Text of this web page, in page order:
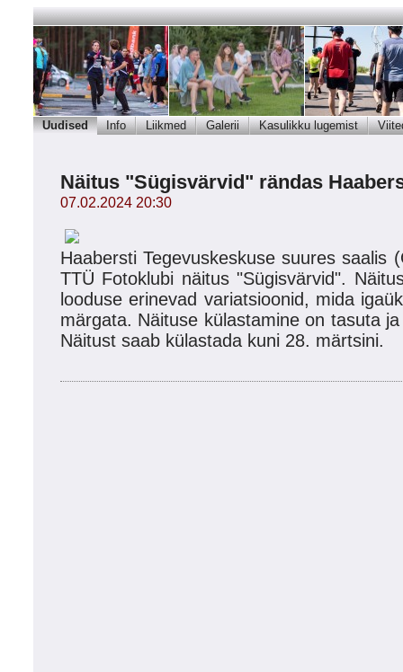
Uudised Info Liikmed Galerii Kasulikku lugemist
Näitus "Sügisvärvid" rändas
07.02.2024 20:30
Haabersti Tegevuskeskuse suures saalis
TTÜ Fotoklubi näitus "Sügisvärvid".
looduse erinevad variatsioonid, mida
märgata. Näituse külastamine on tasuta
Näitust saab külastada kuni 28. märtsini.